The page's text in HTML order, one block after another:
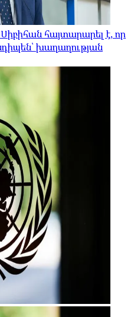
հայտարարել է, որ
խաղաղության